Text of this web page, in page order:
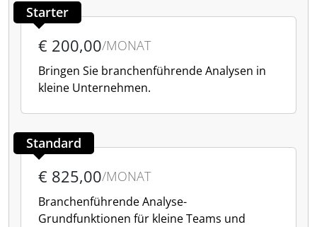
Starter
€ 200,00/MONAT
Bringen Sie branchenführende Analysen in
kleine Unternehmen.
Standard
€ 825,00/MONAT
Branchenführende Analyse-
Grundfunktionen für kleine Teams und